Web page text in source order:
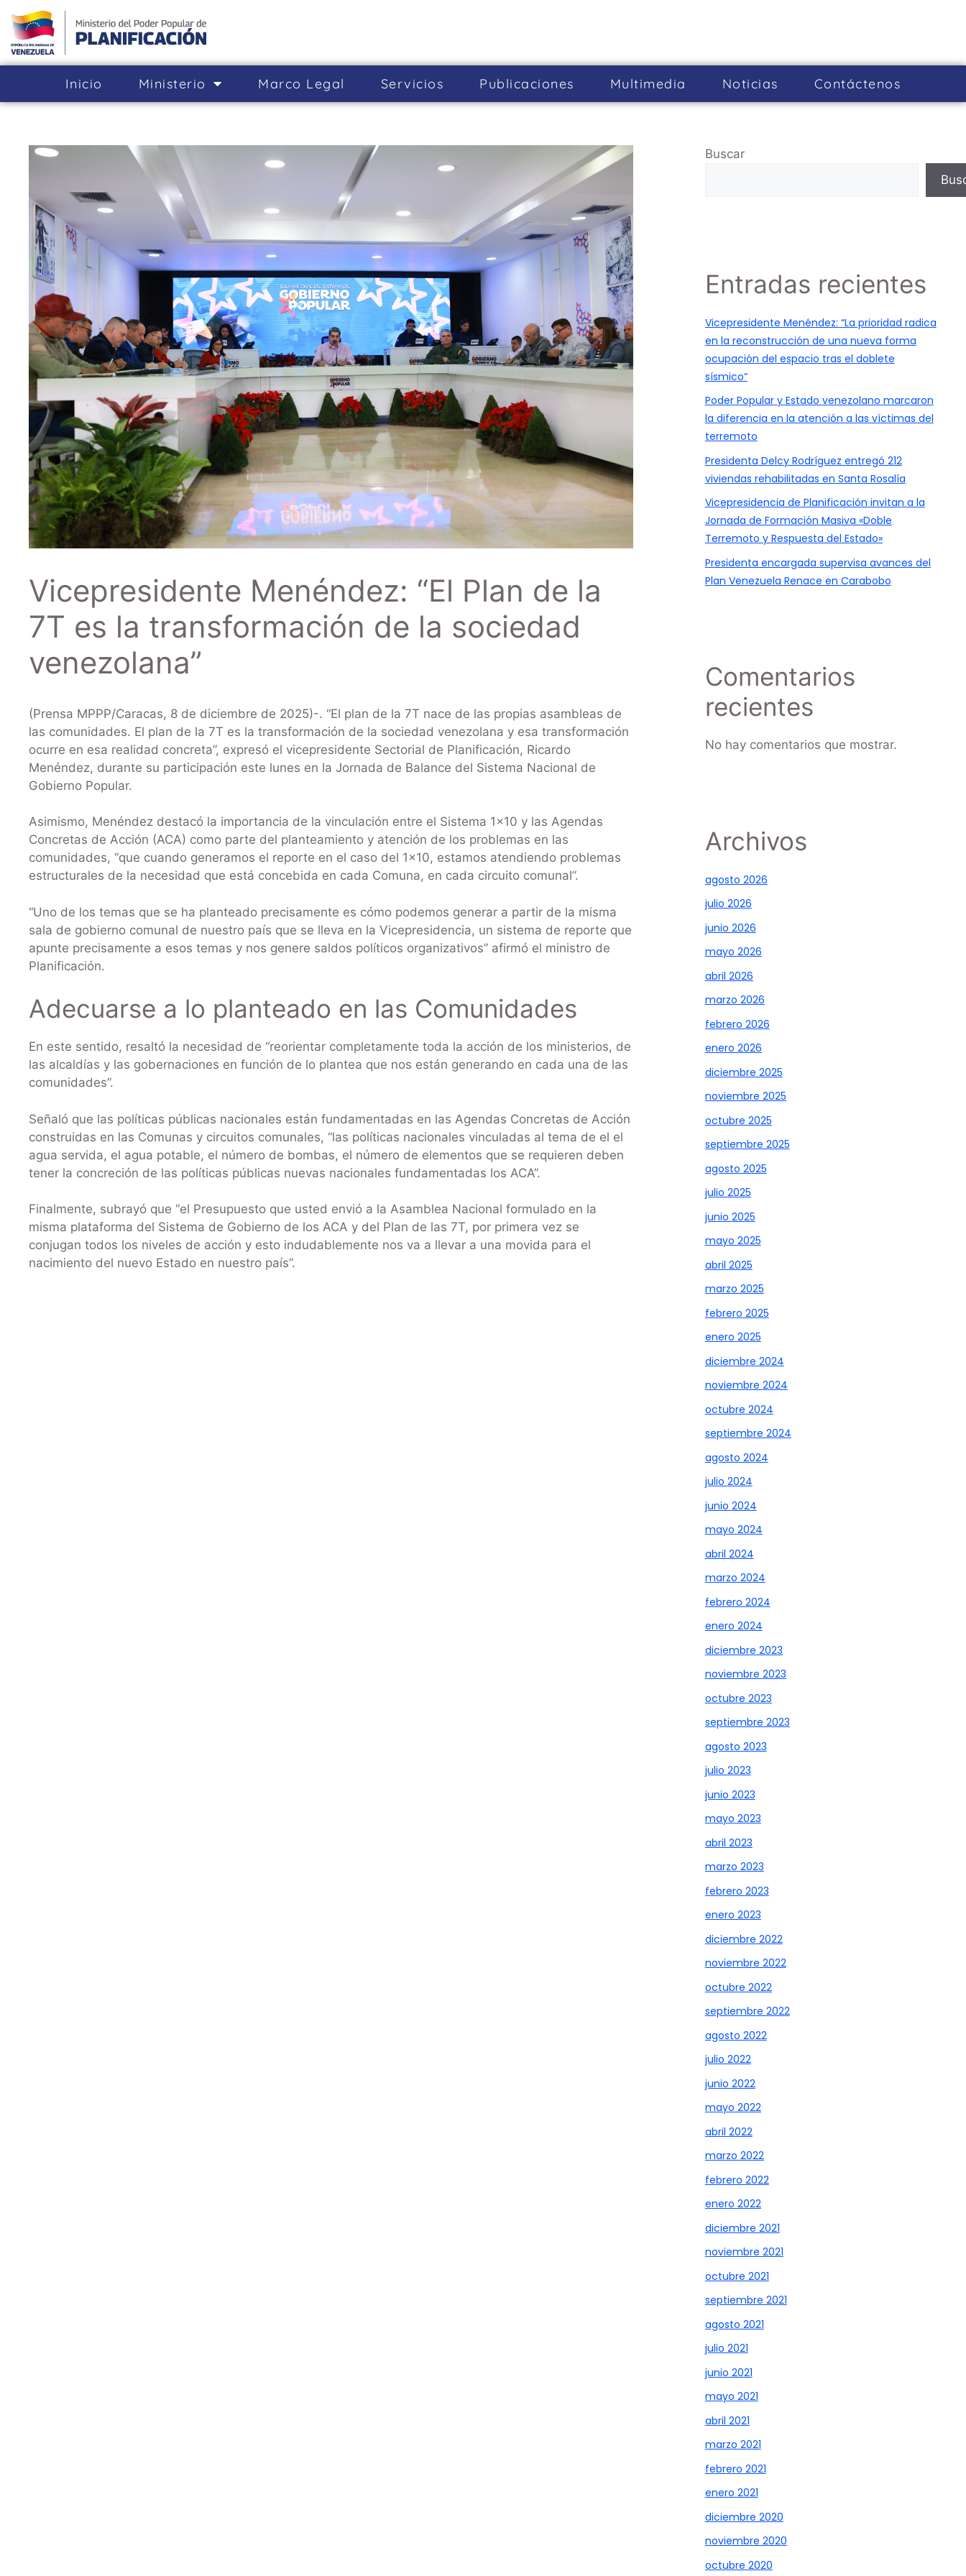
Inicio Ministerio Marco Legal Servicios Publicaciones Multimedia Noticias Cont­áctenos
Vicepresidente Menéndez: “El Plan de la
7T es la transformación de la sociedad
venezolana”
(Prensa MPPP/Caracas, 8 de diciembre de 2025)-. “El plan de la 7T nace de las propias asambleas de
las comunidades. El plan de la 7T es la transformación de la sociedad venezolana y esa transformación
ocurre en esa realidad concreta”, expresó el vicepresidente Sectorial de Planificación, Ricardo
Menéndez, durante su participación este lunes en la Jornada de Balance del Sistema Nacional de
Gobierno Popular.
Asimismo, Menéndez destacó la importancia de la vinculación entre el Sistema 1×10 y las Agendas
Concretas de Acción (ACA) como parte del planteamiento y atención de los problemas en las
comunidades, “que cuando generamos el reporte en el caso del 1×10, estamos atendiendo problemas
estructurales de la necesidad que está concebida en cada Comuna, en cada circuito comunal”.
“Uno de los temas que se ha planteado precisamente es cómo podemos generar a partir de la misma
sala de gobierno comunal de nuestro país que se lleva en la Vicepresidencia, un sistema de reporte que
apunte precisamente a esos temas y nos genere saldos políticos organizativos” afirmó el ministro de
Planificación.
Adecuarse a lo planteado en las Comunidades
En este sentido, resaltó la necesidad de “reorientar completamente toda la acción de los ministerios, de
las alcaldías y las gobernaciones en función de lo plantea que nos están generando en cada una de las
comunidades”.
Señaló que las políticas públicas nacionales están fundamentadas en las Agendas Concretas de Acción
construidas en las Comunas y circuitos comunales, “las políticas nacionales vinculadas al tema de el el
agua servida, el agua potable, el número de bombas, el número de elementos que se requieren deben
tener la concreción de las políticas públicas nuevas nacionales fundamentadas los ACA”.
Finalmente, subrayó que “el Presupuesto que usted envió a la Asamblea Nacional formulado en la
misma plataforma del Sistema de Gobierno de los ACA y del Plan de las 7T, por primera vez se
conjugan todos los niveles de acción y esto indudablemente nos va a llevar a una movida para el
nacimiento del nuevo Estado en nuestro país”.
Buscar
Entradas recientes
Vicepresidente Menéndez: “La prioridad radica
en la reconstrucción de una nueva forma
ocupación del espacio tras el doblete
sísmico”
Poder Popular y Estado venezolano marcaron
la diferencia en la atención a las víctimas del
terremoto
Presidenta Delcy Rodríguez entregó 212
viviendas rehabilitadas en Santa Rosalía
Vicepresidencia de Planificación invitan a la
Jornada de Formación Masiva «Doble
Terremoto y Respuesta del Estado»
Presidenta encargada supervisa avances del
Plan Venezuela Renace en Carabobo
Comentarios
recientes
No hay comentarios que mostrar.
Archivos
agosto 2026
julio 2026
junio 2026
mayo 2026
abril 2026
marzo 2026
febrero 2026
enero 2026
diciembre 2025
noviembre 2025
octubre 2025
septiembre 2025
agosto 2025
julio 2025
junio 2025
mayo 2025
abril 2025
marzo 2025
febrero 2025
enero 2025
diciembre 2024
noviembre 2024
octubre 2024
septiembre 2024
agosto 2024
julio 2024
junio 2024
mayo 2024
abril 2024
marzo 2024
febrero 2024
enero 2024
diciembre 2023
noviembre 2023
octubre 2023
septiembre 2023
agosto 2023
julio 2023
junio 2023
mayo 2023
abril 2023
marzo 2023
febrero 2023
enero 2023
diciembre 2022
noviembre 2022
octubre 2022
septiembre 2022
agosto 2022
julio 2022
junio 2022
mayo 2022
abril 2022
marzo 2022
febrero 2022
enero 2022
diciembre 2021
noviembre 2021
octubre 2021
septiembre 2021
agosto 2021
julio 2021
junio 2021
mayo 2021
abril 2021
marzo 2021
febrero 2021
enero 2021
diciembre 2020
noviembre 2020
octubre 2020